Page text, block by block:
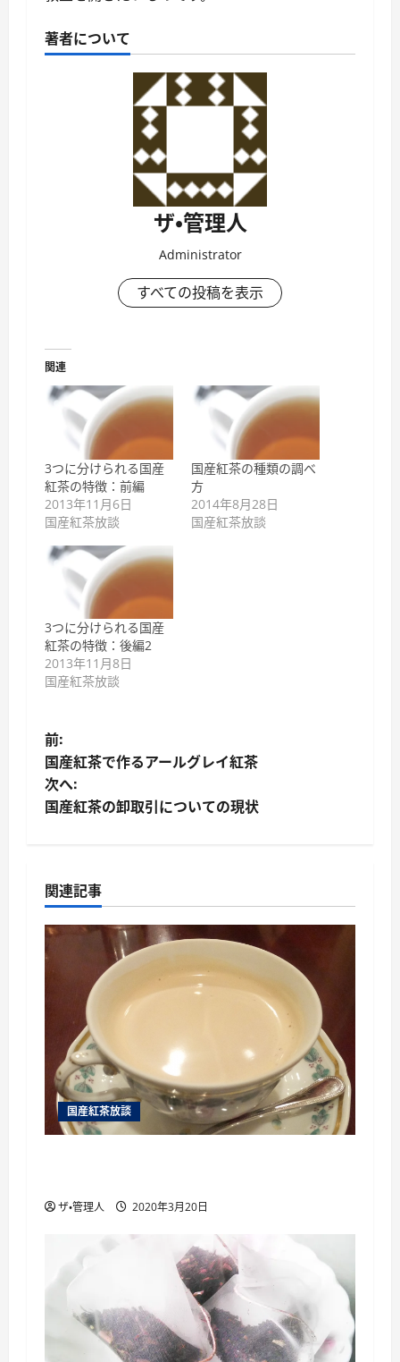
著者について
ザ・管理人
Administrator
すべての投稿を表示
関連
3つに分けられる国産
紅茶の特徴：前編
2013年11月6日
国産紅茶放談
国産紅茶の種類の調べ
方
2014年8月28日
国産紅茶放談
3つに分けられる国産
紅茶の特徴：後編2
2013年11月8日
国産紅茶放談
投
稿
ナ
ゲ
ー
シ
ン
前:
国産紅茶で作るアールグレイ紅茶
次へ:
国産紅茶の卸取引についての現状
関連記事
国産紅茶放談
ザ・管理人 2020年3月20日